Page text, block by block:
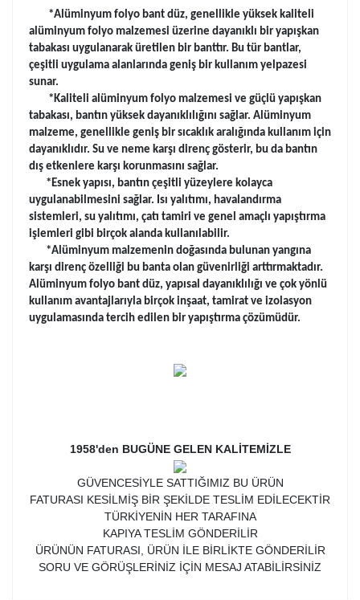
*Alüminyum folyo bant düz, genellikle yüksek kaliteli
alüminyum folyo malzemesi üzerine dayanıklı bir yapışkan
tabakası uygulanarak üretilen bir banttır. Bu tür bantlar,
çeşitli uygulama alanlarında geniş bir kullanım yelpazesi
sunar.
*Kaliteli alüminyum folyo malzemesi ve güçlü yapışkan
tabakası, bantın yüksek dayanıklılığını sağlar. Alüminyum
malzeme, genellikle geniş bir sıcaklık aralığında kullanım için
dayanıklıdır. Su ve neme karşı direnç gösterir, bu da bantın
dış etkenlere karşı korunmasını sağlar.
*Esnek yapısı, bantın çeşitli yüzeylere kolayca
uygulanabilmesini sağlar. Isı yalıtımı, havalandırma
sistemleri, su yalıtımı, çatı tamiri ve genel amaçlı yapıştırma
işlemleri gibi birçok alanda kullanılabilir.
*Alüminyum malzemenin doğasında bulunan yangına
karşı direnç özelliği bu banta olan güvenirliği arttırmaktadır.
Alüminyum folyo bant düz, yapısal dayanıklılığı ve çok yönlü
kullanım avantajlarıyla birçok inşaat, tamirat ve izolasyon
uygulamasında tercih edilen bir yapıştırma çözümüdür.
1958'den BUGÜNE GELEN KALİTEMİZLE
GÜVENCESİYLE SATTIĞIMIZ BU ÜRÜN
FATURASI KESİLMİŞ BİR ŞEKİLDE TESLİM EDİLECEKTİR
TÜRKİYENİN HER TARAFINA
KAPIYA TESLİM GÖNDERİLİR
ÜRÜNÜN FATURASI, ÜRÜN İLE BİRLİKTE GÖNDERİLİR
SORU VE GÖRÜŞLERİNİZ İÇİN MESAJ ATABİLİRSİNİZ